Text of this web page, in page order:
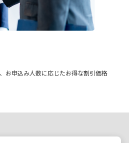
お申込み人数に応じたお得な割引価格